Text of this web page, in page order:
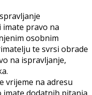
pravo na
osobnim
te svrsi obrade
na ispravljanje,
vrijeme na adresu